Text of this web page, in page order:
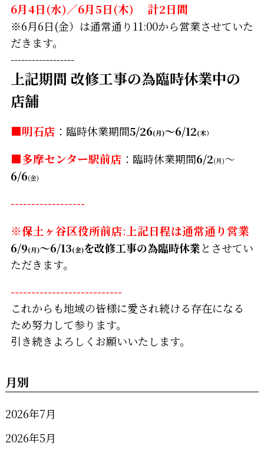
6月4日(水)／6月5日(木) 計2日間
※6月6日(金）は通常通り11:00から営業させていた
だきます。
------------------
上記期間 改修工事の為臨時休業中の
店舗
■明石店 ：臨時休業期間5/26(月)～6/12(木）
■多摩センター駅前店 ：臨時休業期間6/2(月)～
6/6(金)
------------------
※保土ヶ谷区役所前店: 上記日程は通常通り営業
6/9(月)～6/13(金)を改修工事の為臨時休業とさせてい
ただきます。
---------------------------
これからも地域の皆様に愛され続ける存在になる
ため努力して参ります。
引き続きよろしくお願いいたします。
月別
2026年7月
2026年5月